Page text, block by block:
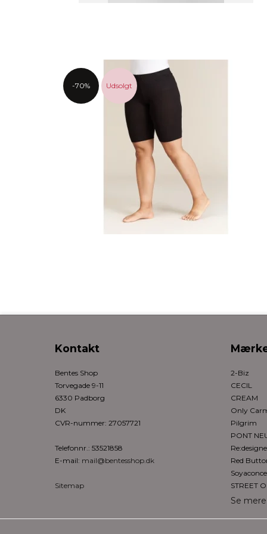
-70% Udsolgt
Kontakt
Bentes Shop
Torvegade 9-11
6330 Padborg
DK
CVR-nummer: 27057721
Telefonnr.: 53521858
E-mail: mail@bentesshop.dk
Sitemap
2-Biz
CECIL
CREAM
Only
Pilgrim
PONT
Red
STREET
Se mere